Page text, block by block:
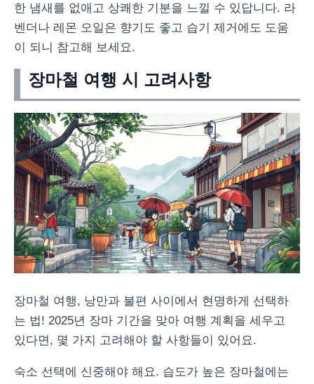
한 냄새를 없애고 상쾌한 기분을 느낄 수 있답니다. 라
벤더나 레몬 오일은 향기도 좋고 습기 제거에도 도움
이 되니 참고해 보세요.
장마철 여행 시 고려사항
장마철 여행, 낭만과 불편 사이에서 현명하게 선택하
는 법! 2025년 장마 기간을 맞아 여행 계획을 세우고
있다면, 몇 가지 고려해야 할 사항들이 있어요.
숙소 선택에 신중해야 해요. 습도가 높은 장마철에는